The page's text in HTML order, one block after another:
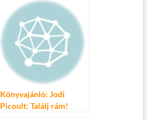
Könyvajánló: Jodi
Picoult: Találj rám!